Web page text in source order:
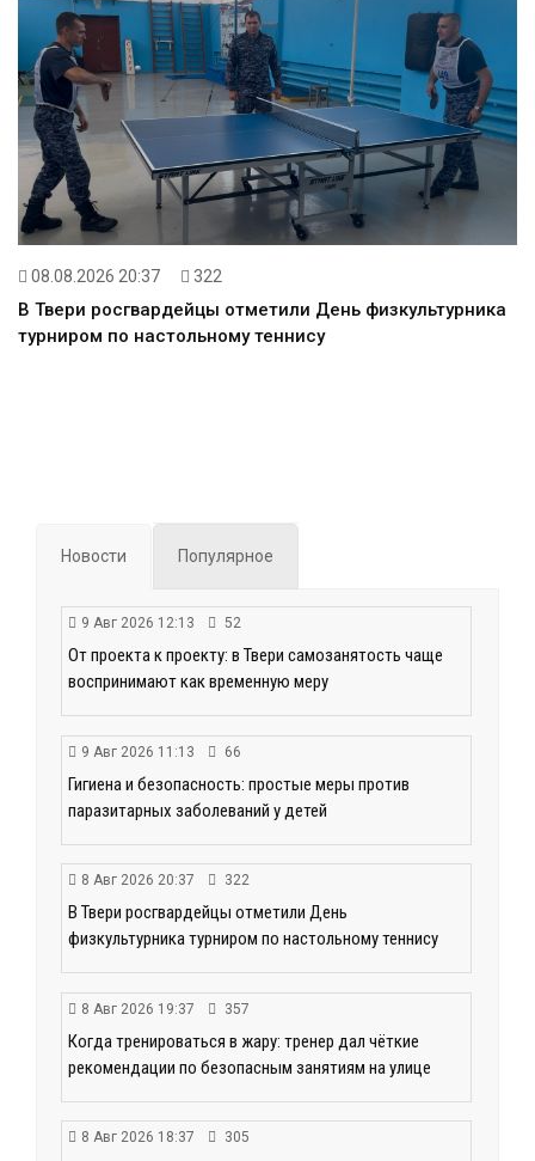
08.08.2026 20:37 322
В Твери росгвардейцы отметили День физкультурника
турниром по настольному теннису
Новости Популярное
9 Авг 2026 12:13 52
От проекта к проекту: в Твери самозанятость чаще
воспринимают как временную меру
9 Авг 2026 11:13 66
Гигиена и безопасность: простые меры против
паразитарных заболеваний у детей
8 Авг 2026 20:37 322
В Твери росгвардейцы отметили День
физкультурника турниром по настольному теннису
8 Авг 2026 19:37 357
Когда тренироваться в жару: тренер дал чёткие
рекомендации по безопасным занятиям на улице
8 Авг 2026 18:37 305